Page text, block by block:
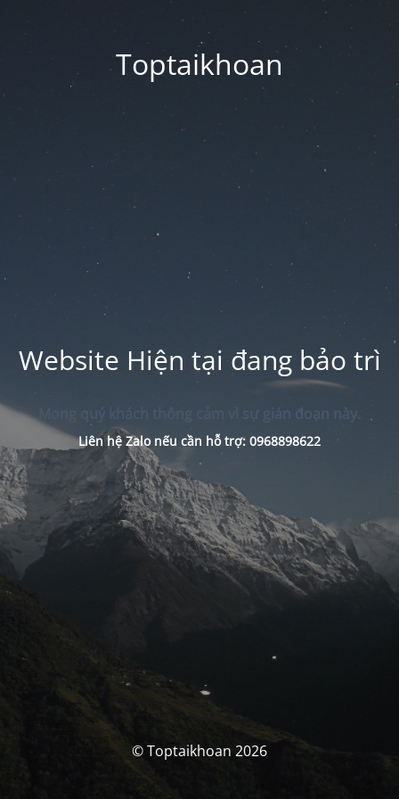
Toptaikhoan
Website Hiện tại đang bảo trì
Mong quý khách thông cảm vì sự gián đoạn này.
Liên hệ Zalo nếu cần hỗ trợ: 0968898622
© Toptaikhoan 2026